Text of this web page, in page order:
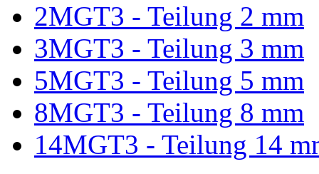
2MGT3 - Teilung 2 mm
3MGT3 - Teilung 3 mm
5MGT3 - Teilung 5 mm
8MGT3 - Teilung 8 mm
14MGT3 - Teilung 14